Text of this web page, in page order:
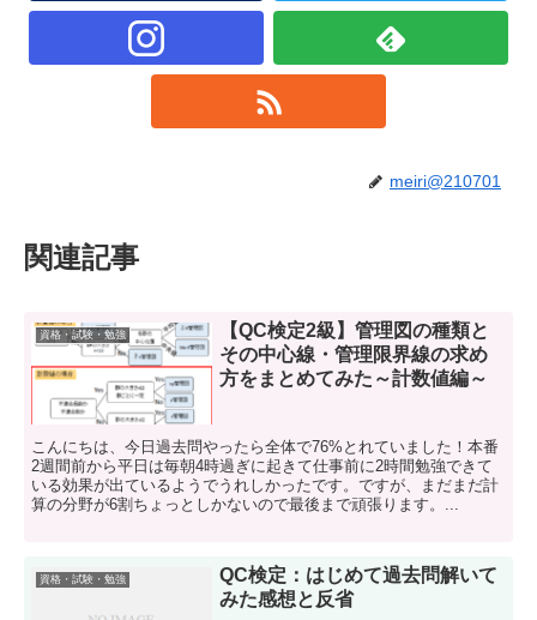
meiri@210701
関連記事
資格・試験・勉強
【QC検定2級】管理図の種類と
その中心線・管理限界線の求め
方をまとめてみた～計数値編～
こんにちは、今日過去問やったら全体で76%とれていました！本番
2週間前から平日は毎朝4時過ぎに起きて仕事前に2時間勉強できて
いる効果が出ているようでうれしかったです。ですが、まだまだ計
算の分野が6割ちょっとしかないので最後まで頑張ります。...
資格・試験・勉強
QC検定：はじめて過去問解いて
みた感想と反省